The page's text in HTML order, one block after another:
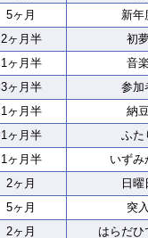
5ヶ月 新年
2ヶ月半 初
1ヶ月半 音
3ヶ月半 参加
1ヶ月半 納
1ヶ月半 ふた
1ヶ月半 いずみ
2ヶ月 日曜
5ヶ月 突
2ヶ月 はらだひ